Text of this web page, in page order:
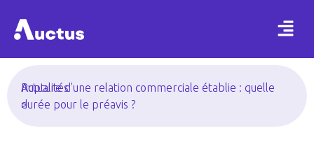
Actualités
>
Rupture d’une relation commerciale établie : quelle
durée pour le préavis ?